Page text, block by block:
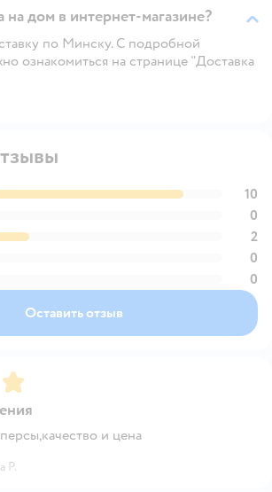
на дом в интернет-магазине?
по Минску. С подробной
ознакомиться на странице "Доставка
10
0
2
0
0
Оставить отзыв
и цена
Р.